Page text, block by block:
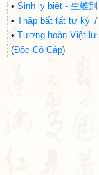
• Sinh ly biệt - 生離別
• Thập bất tất tư kỳ
• Tương hoàn Việt
(Độc Cô Cập)